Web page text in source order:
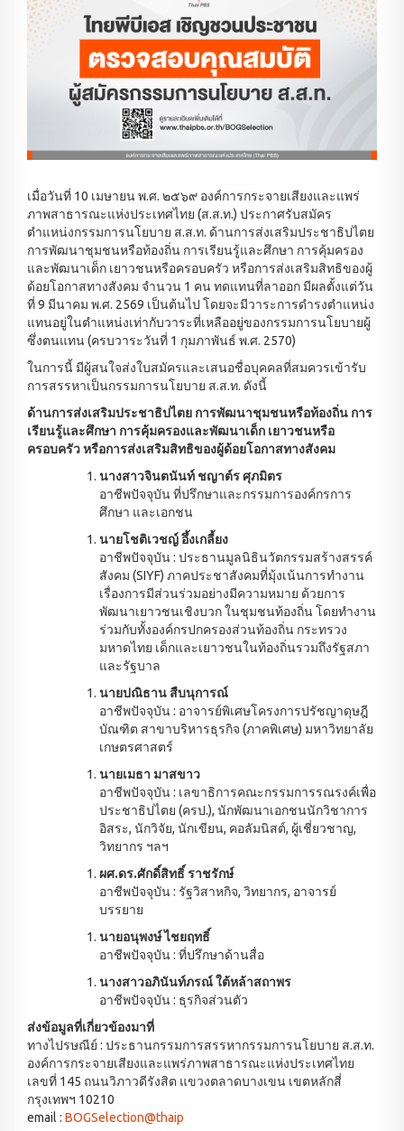
เมื่อวันที่ 10 เมษายน พ.ศ. ๒๕๖๙ องค์การกระจายเสียงและแพร่
ภาพสาธารณะแห่งประเทศไทย (ส.ส.ท.) ประกาศรับสมัคร
ตำแหน่งกรรมการนโยบาย ส.ส.ท. ด้านการส่งเสริมประชาธิปไตย
การพัฒนาชุมชนหรือท้องถิ่น การเรียนรู้และศึกษา การคุ้มครอง
และพัฒนาเด็ก เยาวชนหรือครอบครัว หรือการส่งเสริมสิทธิของผู้
ด้อยโอกาสทางสังคม จำนวน 1 คน ทดแทนที่ลาออก มีผลตั้งแต่วัน
ที่ 9 มีนาคม พ.ศ. 2569 เป็นต้นไป โดยจะมีวาระการดำรงตำแหน่ง
แทนอยู่ในตำแหน่งเท่ากับวาระที่เหลืออยู่ของกรรมการนโยบายผู้
ซึ่งตนแทน (ครบวาระวันที่ 1 กุมภาพันธ์ พ.ศ. 2570)
ในการนี้ มีผู้สนใจส่งใบสมัครและเสนอชื่อบุคคลที่สมควรเข้ารับ
การสรรหาเป็นกรรมการนโยบาย ส.ส.ท. ดังนี้
ด้านการส่งเสริมประชาธิปไตย การพัฒนาชุมชนหรือท้องถิ่น การ
เรียนรู้และศึกษา การคุ้มครองและพัฒนาเด็ก เยาวชนหรือ
ครอบครัว หรือการส่งเสริมสิทธิของผู้ด้อยโอกาสทางสังคม
นางสาวจินตนันท์ ชญาต์ร ศุภมิตร
อาชีพปัจจุบัน ที่ปรึกษาและกรรมการองค์กรการ
ศึกษา และเอกชน
นายโชติเวชญ์ อึ้งเกลี้ยง
อาชีพปัจจุบัน : ประธานมูลนิธินวัตกรรมสร้างสรรค์
สังคม (SIYF) ภาคประชาสังคมที่มุ้งเน้นการทำงาน
เรื่องการมีส่วนร่วมอย่างมีความหมาย ด้วยการ
พัฒนาเยาวชนเชิงบวก ในชุมชนท้องถิ่น โดยทำงาน
ร่วมกับทั้งองค์กรปกครองส่วนท้องถิ่น กระทรวง
มหาดไทย เด็กและเยาวชนในท้องถิ่นรวมถึงรัฐสภา
และรัฐบาล
นายปณิธาน สืบนุการณ์
อาชีพปัจจุบัน : อาจารย์พิเศษโครงการปรัชญาดุษฎี
บัณฑิต สาขาบริหารธุรกิจ (ภาคพิเศษ) มหาวิทยาลัย
เกษตรศาสตร์
นายเมธา มาสขาว
อาชีพปัจจุบัน : เลขาธิการคณะกรรมการรณรงค์เพื่อ
ประชาธิปไตย (ครป.), นักพัฒนาเอกชนนักวิชาการ
อิสระ, นักวิจัย, นักเขียน, คอลัมนิสต์, ผู้เชี่ยวชาญ,
วิทยากร ฯลฯ
ผศ.ดร.ศักดิ์สิทธิ์ ราชรักษ์
อาชีพปัจจุบัน : รัฐวิสาหกิจ, วิทยากร, อาจารย์
บรรยาย
นายอนุพงษ์ ไชยฤทธิ์
อาชีพปัจจุบัน : ที่ปรึกษาด้านสื่อ
นางสาวอภินันท์ภรณ์ ใต้หล้าสถาพร
อาชีพปัจจุบัน : ธุรกิจส่วนตัว
ส่งข้อมูลที่เกี่ยวข้องมาที่
ทางไปรษณีย์ : ประธานกรรมการสรรหากรรมการนโยบาย ส.ส.ท.
องค์การกระจายเสียงและแพร่ภาพสาธารณะแห่งประเทศไทย
เลขที่ 145 ถนนวิภาวดีรังสิต แขวงตลาดบางเขน เขตหลักสี่
กรุงเทพฯ 10210
email : BOGSelection@thaip